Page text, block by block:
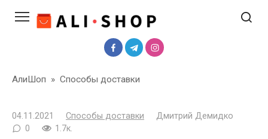
АлиШоп » Способы доставки
04.11.2021 Способы доставки
Дмитрий Демидко
0
1.7к.